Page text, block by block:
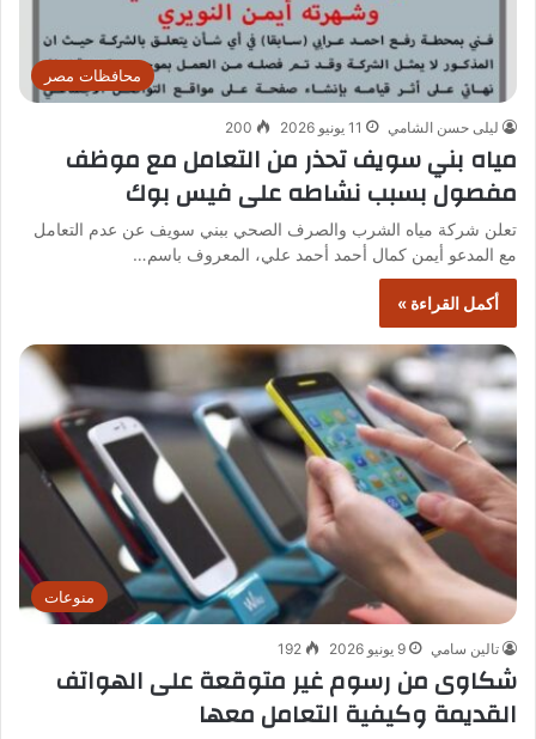
محافظات مصر
ليلى حسن الشامي 11 يونيو 2026 200
مياه بني سويف تحذر من التعامل مع موظف
مفصول بسبب نشاطه على فيس بوك
تعلن شركة مياه الشرب والصرف الصحي ببني سويف عن عدم التعامل
مع المدعو أيمن كمال أحمد أحمد علي، المعروف باسم…
أكمل القراءة »
منوعات
تالين سامي 9 يونيو 2026 192
شكاوى من رسوم غير متوقعة على الهواتف
القديمة وكيفية التعامل معها